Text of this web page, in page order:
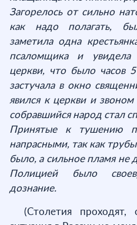
Загорелось от сильно
как надо полагать,
заметила одна
псаломщика и
церкви, что было часов
застучала в окно
явился к церкви и
собравшийся народ стал
Принятые к тушению
напрасными, так как
было, а сильное пламя не
Полицией было
дознание.
(Столетия